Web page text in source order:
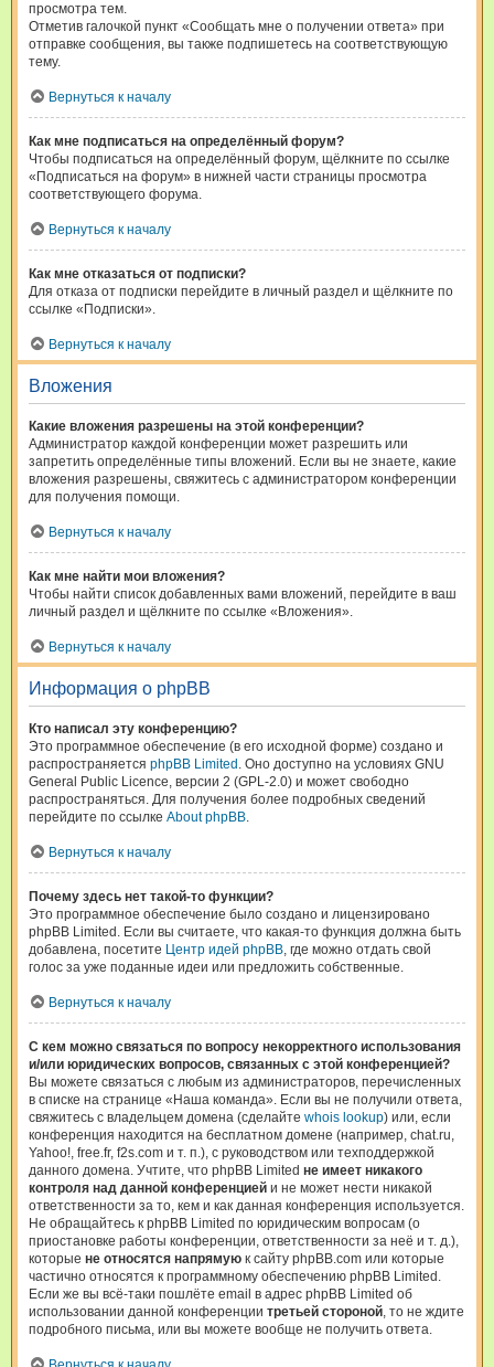
просмотра тем.
Отметив галочкой пункт «Сообщать мне о получении ответа» при
отправке сообщения, вы также подпишетесь на соответствующую
тему.
Вернуться к началу
Как мне подписаться на определённый форум?
Чтобы подписаться на определённый форум, щёлкните по ссылке
«Подписаться на форум» в нижней части страницы просмотра
соответствующего форума.
Вернуться к началу
Как мне отказаться от подписки?
Для отказа от подписки перейдите в личный раздел и щёлкните по
ссылке «Подписки».
Вернуться к началу
Вложения
Какие вложения разрешены на этой конференции?
Администратор каждой конференции может разрешить или
запретить определённые типы вложений. Если вы не знаете, какие
вложения разрешены, свяжитесь с администратором конференции
для получения помощи.
Вернуться к началу
Как мне найти мои вложения?
Чтобы найти список добавленных вами вложений, перейдите в ваш
личный раздел и щёлкните по ссылке «Вложения».
Вернуться к началу
Информация о phpBB
Кто написал эту конференцию?
Это программное обеспечение (в его исходной форме) создано и
распространяется phpBB Limited . Оно доступно на условиях GNU
General Public Licence, версии 2 (GPL-2.0) и может свободно
распространяться. Для получения более подробных сведений
перейдите по ссылке About phpBB.
Вернуться к началу
Почему здесь нет такой-то функции?
Это программное обеспечение было создано и лицензировано
phpBB Limited. Если вы считаете, что какая-то функция должна быть
добавлена, посетите Центр идей phpBB, где можно отдать свой
голос за уже поданные идеи или предложить собственные.
Вернуться к началу
С кем можно связаться по вопросу некорректного использования
и/или юридических вопросов, связанных с этой конференцией?
Вы можете связаться с любым из администраторов, перечисленных
в списке на странице «Наша команда». Если вы не получили ответа,
свяжитесь с владельцем домена (сделайте whois lookup) или, если
конференция находится на бесплатном домене (например, chat.ru,
Yahoo!, free.fr, f2s.com и т. п.), с руководством или техподдержкой
данного домена. Учтите, что phpBB Limited не имеет никакого
контроля над данной конференцией и не может нести никакой
ответственности за то, кем и как данная конференция используется.
Не обращайтесь к phpBB Limited по юридическим вопросам (о
приостановке работы конференции, ответственности за неё и т. д.),
которые не относятся напрямую к сайту phpBB.com или которые
частично относятся к программному обеспечению phpBB Limited.
Если же вы всё-таки пошлёте email в адрес phpBB Limited об
использовании данной конференции третьей стороной, то не ждите
подробного письма, или вы можете вообще не получить ответа.